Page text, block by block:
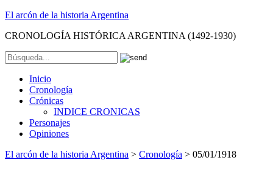
El arcón de la historia Argentina
CRONOLOGÍA HISTÓRICA ARGENTINA (1492-1930)
Inicio
Cronología
Crónicas
INDICE CRONICAS
Personajes
Opiniones
El arcón de la historia Argentina > Cronología > 05/01/1918